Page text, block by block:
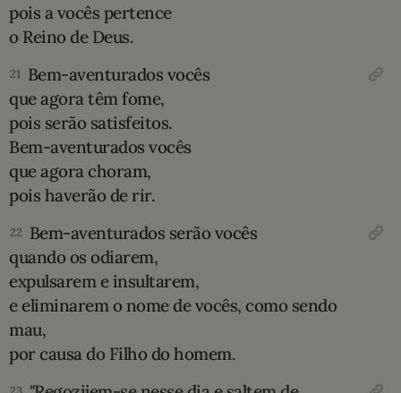
pois a vocês pertence
o Reino de Deus.
21 Bem-aventurados vocês
que agora têm fome,
pois serão satisfeitos.
Bem-aventurados vocês
que agora choram,
pois haverão de rir.
22 Bem-aventurados serão vocês
quando os odiarem,
expulsarem e insultarem,
e eliminarem o nome de vocês, como sendo
mau,
por causa do Filho do homem.